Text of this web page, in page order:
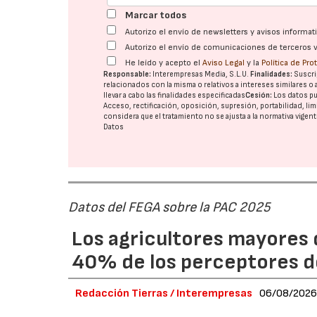
Marcar todos
Autorizo el envío de newsletters y avisos
Autorizo el envío de comunicaciones de terceros
He leído y acepto elAviso Legal y la Política de
Responsable: Interempresas Media, S.L.U.Finalidades:
relacionados con la misma o relativos a intereses similares o
llevar a cabo las finalidades especificadasCesión: Los datos
Acceso, rectificación, oposición, supresión, portabilidad,
considera que el tratamiento no se ajusta a la normativa
Datos
Datos del FEGA sobre la PAC 2025
Los agricultores mayores
40% de los perceptores
Redacción Tierras / Interempresas 06/08/2026